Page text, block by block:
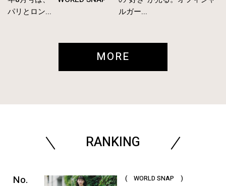
パリとロン...
ルガー...
MORE
RANKING
( WORLD SNAP )